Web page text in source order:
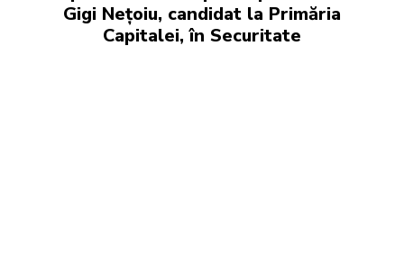
Gigi Nețoiu, candidat la Primăria
Capitalei, în Securitate